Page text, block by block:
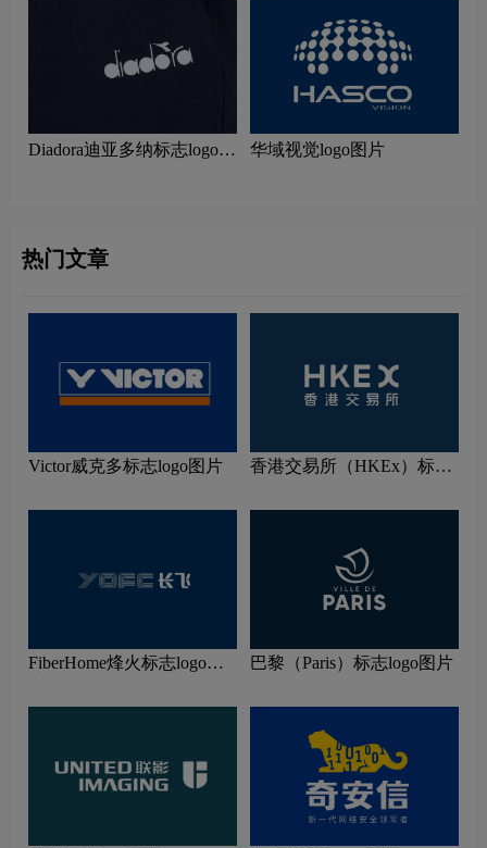
Diadora迪亚多纳标志logo图
华域视觉logo图片
热门文章
Victor威克多标志logo图片
香港交易所（HKEx）标志
FiberHome烽火标志logo图
巴黎（Paris）标志logo图片